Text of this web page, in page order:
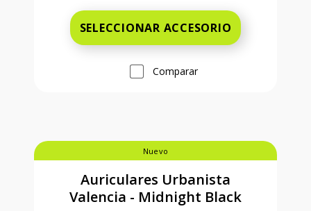
SELECCIONAR ACCESORIO
Comparar
Nuevo
Auriculares Urbanista
Valencia - Midnight Black